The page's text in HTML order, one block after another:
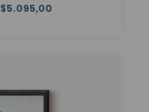
$5.095,00